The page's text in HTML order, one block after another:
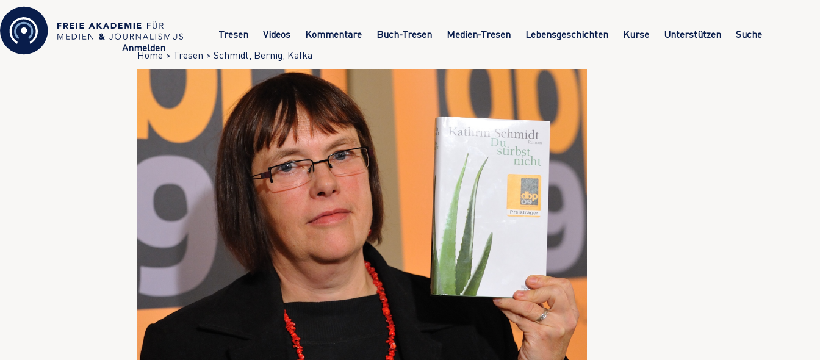
Tresen Videos Kommentare Buch-Tresen Medien-Tresen Lebensgeschichten Kurse Unterstützen
Suche
Anmelden
Home> Tresen >Schmidt, Bernig, Kafka